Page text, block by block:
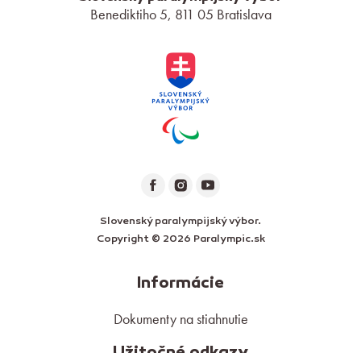
Benediktiho 5, 811 05 Bratislava
Slovenský paralympijský výbor.
Copyright © 2026 Paralympic.sk
Informácie
Dokumenty na stiahnutie